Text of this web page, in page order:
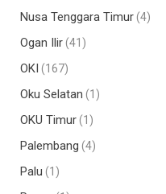
Nusa Tenggara Timur(4)
Ogan Ilir(41)
OKI (167)
Oku Selatan (1)
OKU Timur(1)
Palembang (4)
Palu (1)